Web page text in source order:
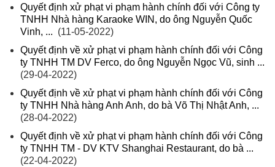
Quyết định xử phạt vi phạm hành chính đối với Công ty
TNHH Nhà hàng Karaoke WIN, do ông Nguyễn Quốc
Vinh, ... (11-05-2022)
Quyết định về xử phạt vi phạm hành chính đối với Công
ty TNHH TM DV Ferco, do ông Nguyễn Ngọc Vũ, sinh ...
(29-04-2022)
Quyết định về xử phạt vi phạm hành chính đối với Công
ty TNHH Nhà hàng Anh Anh, do bà Võ Thị Nhật Anh, ...
(28-04-2022)
Quyết định về xử phạt vi phạm hành chính đối với Công
ty TNHH TM - DV KTV Shanghai Restaurant, do bà ...
(22-04-2022)